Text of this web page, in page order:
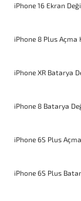
iPhone 16 Ekran
iPhone 8 Plus Açma
iPhone XR Batarya
iPhone 8 Batarya
iPhone 6S Plus
iPhone 6S Plus